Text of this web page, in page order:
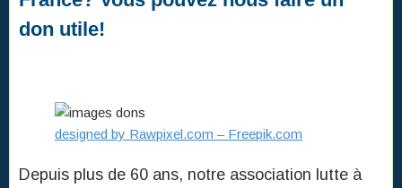
don utile!
designed by Rawpixel.com – Freepik.com
Depuis plus de 60 ans, notre association lutte à